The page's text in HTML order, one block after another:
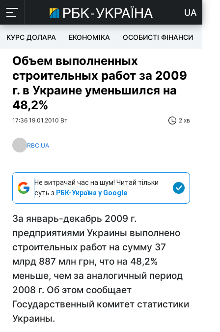
UA
КУРС ДОЛАРА ЕКОНОМІКА ОСОБИСТІ ФІНАНСИ
Объем выполненных
строительных работ за 2009
г. в Украине уменьшился на
48,2%
17:36 19.01.2010 Вт 2 хв
RBC.UA
Не витрачай час на шум! Читай тільки
суть з РБК-Україна у Google
За январь-декабрь 2009 г.
предприятиями Украины выполнено
строительных работ на сумму 37
млрд 887 млн грн, что на 48,2%
меньше, чем за аналогичный период
2008 г. Об этом сообщает
Государственный комитет статистики
Украины.